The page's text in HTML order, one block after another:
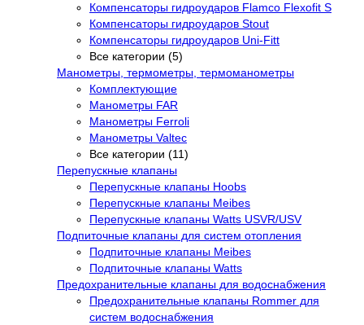
Компенсаторы гидроударов Flamco Flexofit S
Компенсаторы гидроударов Stout
Компенсаторы гидроударов Uni-Fitt
Все категории (5)
Манометры, термометры, термоманометры
Комплектующие
Манометры FAR
Манометры Ferroli
Манометры Valtec
Все категории (11)
Перепускные клапаны
Перепускные клапаны Hoobs
Перепускные клапаны Meibes
Перепускные клапаны Watts USVR/USV
Подпиточные клапаны для систем отопления
Подпиточные клапаны Meibes
Подпиточные клапаны Watts
Предохранительные клапаны для водоснабжения
Предохранительные клапаны Rommer для
систем водоснабжения